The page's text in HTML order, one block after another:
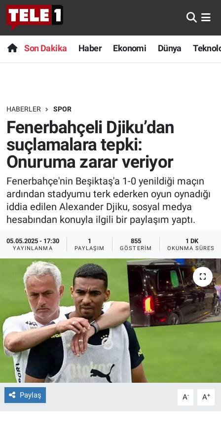
Son Dakika Haber Ekonomi Dünya
HABERLER SPOR
Fenerbahçeli Djiku’dan
suçlamalara tepki:
Onuruma zarar veriyor
Fenerbahçe'nin Beşiktaş'a 1-0 yenildiği maçın
ardından stadyumu terk ederken oyun oynadığı
iddia edilen Alexander Djiku, sosyal medya
hesabından konuyla ilgili bir paylaşım yaptı.
05.05.2025 - 17:30
YAYINLANMA
1
PAYLAŞIM
855
GÖSTERIM
1 DK
OKUNMA SÜRESI
Paylaş A- A+
Anında Manşet
Başka Sohbetler
Bilim turu
Bilim ve Teknoloji Evreni
Doğa Konuşuyor
Dünya
Ege Saati
Ege'den Esintiler
Eğitim
Eğlence
Ekonomi
Forum
Gerçeğin İzinde
Gün Başlıyor
Son Dakika
Haber
Dünya
Teknoloji
Sağlık
Spor
Yayın Akışı
İletişim
Nöbetçi Eczaneler
Hava Durumu
Trafik Durumu
Süper Lig Puan Durumu ve Fikstür
Tüm Manşetler
Son Dakika Haberleri
Haber Arşivi